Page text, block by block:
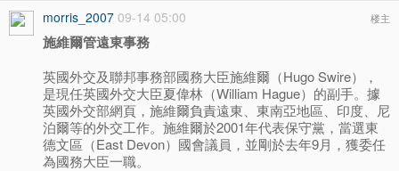
morris_2007 09-14 05:00 楼主
施維爾管遠東事務
英國外交及聯邦事務部國務大臣施維爾（Hugo Swire），
是現任英國外交大臣夏偉林（William Hague）的副手。據
英國外交部網頁，施維爾負責遠東、東南亞地區、印度、尼
泊爾等的外交工作。施維爾於2001年代表保守黨，當選東
德文區（East Devon）國會議員，並剛於去年9月，獲委任
為國務大臣一職。